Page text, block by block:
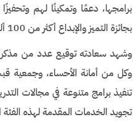
برامجها، دعمًا وتمكينًا لهم
بجائزة التميز والإبداع أكثر من 100 ألف ريال تقديرًا لعطائهم وإنجازاتهم
وشهد سعادته توقيع عدد من
وكل من أمانة الأحساء، وجمعية
تنفيذ برامج متنوعة في مجالات
تجويد الخدمات المقدمة لهذه الفئة